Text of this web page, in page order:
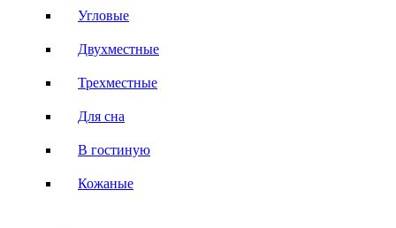
Угловые
Двухместные
Трехместные
Для сна
В гостиную
Кожаные